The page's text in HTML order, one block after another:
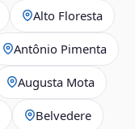
Alto Floresta
Antônio Pimenta
Augusta Mota
Belvedere